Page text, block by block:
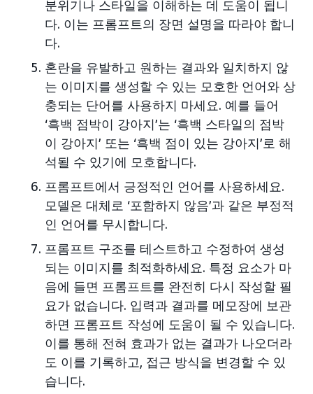
분위기나 스타일을 이해하는 데 도움이 됩니
다. 이는 프롬프트의 장면 설명을 따라야 합니
다.
혼란을 유발하고 원하는 결과와 일치하지 않
는 이미지를 생성할 수 있는 모호한 언어와 상
충되는 단어를 사용하지 마세요. 예를 들어
‘흑백 점박이 강아지’는 ‘흑백 스타일의 점박
이 강아지’ 또는 ‘흑백 점이 있는 강아지’로 해
석될 수 있기에 모호합니다.
프롬프트에서 긍정적인 언어를 사용하세요.
모델은 대체로 ‘포함하지 않음’과 같은 부정적
인 언어를 무시합니다.
프롬프트 구조를 테스트하고 수정하여 생성
되는 이미지를 최적화하세요. 특정 요소가 마
음에 들면 프롬프트를 완전히 다시 작성할 필
요가 없습니다. 입력과 결과를 메모장에 보관
하면 프롬프트 작성에 도움이 될 수 있습니다.
이를 통해 전혀 효과가 없는 결과가 나오더라
도 이를 기록하고, 접근 방식을 변경할 수 있
습니다.